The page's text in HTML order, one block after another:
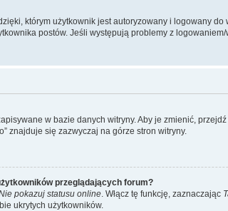
którym użytkownik jest autoryzowany i logowany
postów. Jeśli występują problemy z
w bazie danych witryny. Aby je zmienić,
znajduje się zazwyczaj na górze stron witryny.
przeglądających forum?
pokazuj statusu online . Włącz tę funkcję, zaznaczając
ukrytych użytkowników.